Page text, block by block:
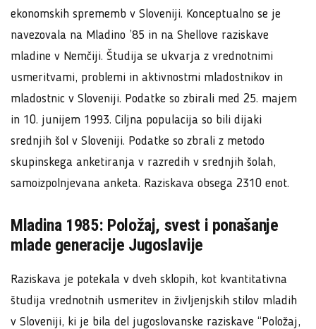
ekonomskih sprememb v Sloveniji. Konceptualno se je
navezovala na Mladino ’85 in na Shellove raziskave
mladine v Nemčiji. Študija se ukvarja z vrednotnimi
usmeritvami, problemi in aktivnostmi mladostnikov in
mladostnic v Sloveniji. Podatke so zbirali med 25. majem
in 10. junijem 1993. Ciljna populacija so bili dijaki
srednjih šol v Sloveniji. Podatke so zbrali z metodo
skupinskega anketiranja v razredih v srednjih šolah,
samoizpolnjevana anketa. Raziskava obsega 2310 enot.
Mladina 1985: Položaj, svest i ponašanje
mlade generacije Jugoslavije
Raziskava je potekala v dveh sklopih, kot kvantitativna
študija vrednotnih usmeritev in življenjskih stilov mladih
v Sloveniji, ki je bila del jugoslovanske raziskave “Položaj,